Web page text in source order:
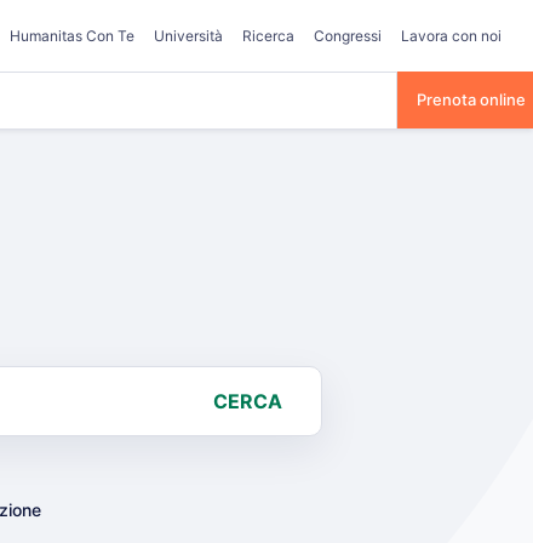
Humanitas Con Te Università Ricerca Congressi Lavora con noi
Prenota online
CERCA